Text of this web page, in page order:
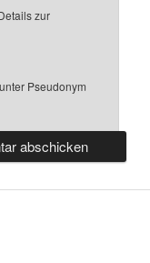
zur
Pseudonym